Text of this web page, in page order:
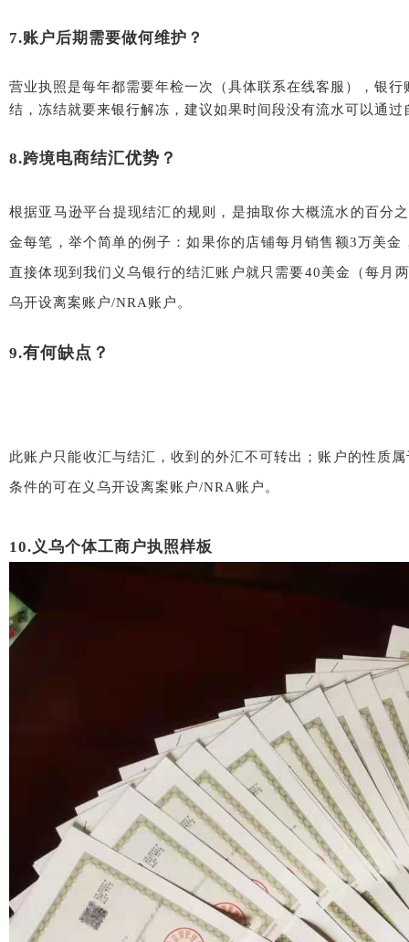
7.账户后期需要做何维护？
营业执照是每年都需要年检一次（具体联系在线客服），银
结，冻结就要来银行解冻，建议如果时间段没有流水可以通
8.跨境电商结汇优势？
根据亚马逊平台提现结汇的规则，是抽取你大概流水的百分
金每笔，举个简单的例子：如果你的店铺每月销售额3万美
直接体现到我们义乌银行的结汇账户就只需要40美金（每月
乌开设离案账户/NRA账户。
9.有何缺点？
此账户只能收汇与结汇，收到的外汇不可转出；账户的性质
条件的可在义乌开设离案账户/NRA账户。
10.义乌个体工商户执照样板